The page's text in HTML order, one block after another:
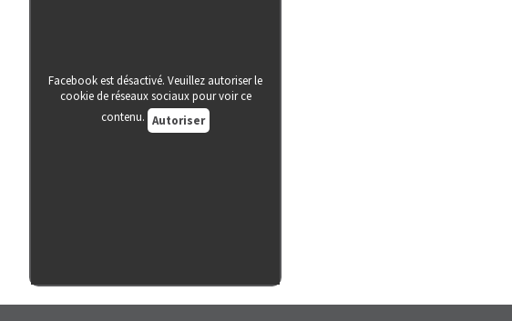
Facebook est désactivé. Veuillez autoriser le
cookie de réseaux sociaux pour voir ce
contenu. Autoriser